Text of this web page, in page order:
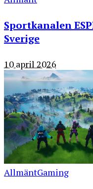
Sportkanalen
Sverige
10 april 2026
AllmäntGaming